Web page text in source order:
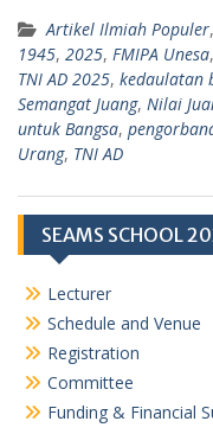
Artikel Ilmiah Populer,
1945, 2025, FMIPA Unesa,
TNI AD 2025, kedaulatan
Semangat Juang, Nilai
untuk Bangsa,
Urang, TNI AD
SEAMS SCHOOL
Lecturer
Schedule and Venue
Registration
Committee
Funding & Financial